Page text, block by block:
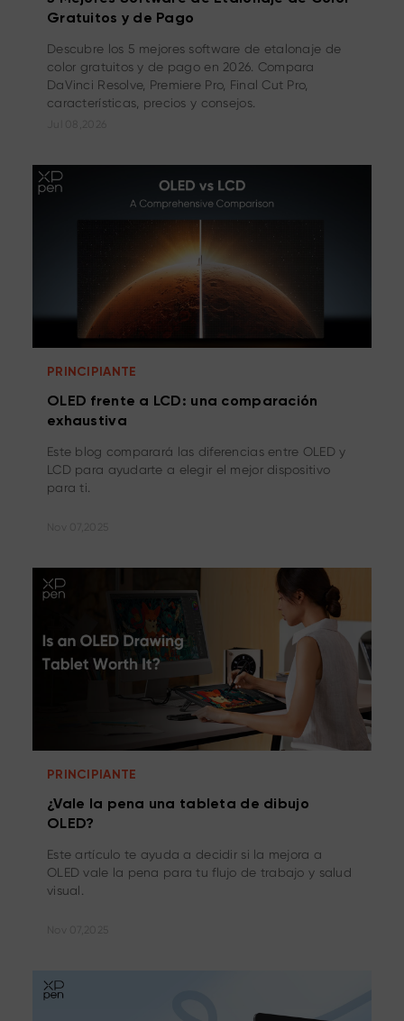
Gratuitos y de Pago
Descubre los 5 mejores software de etalonaje de
color gratuitos y de pago en 2026. Compara
DaVinci Resolve, Premiere Pro, Final Cut Pro,
características, precios y consejos.
PRINCIPIANTE
OLED frente a LCD: una comparación
exhaustiva
Este blog comparará las diferencias entre OLED y
LCD para ayudarte a elegir el mejor dispositivo
para ti.
PRINCIPIANTE
¿Vale la pena una tableta de dibujo
OLED?
Este artículo te ayuda a decidir si la mejora a
OLED vale la pena para tu flujo de trabajo y salud
visual.